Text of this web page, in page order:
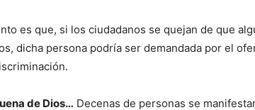
es que, si los ciudadanos se quejan de que
dicha persona podría ser demandada por el
de Dios… Decenas de personas se